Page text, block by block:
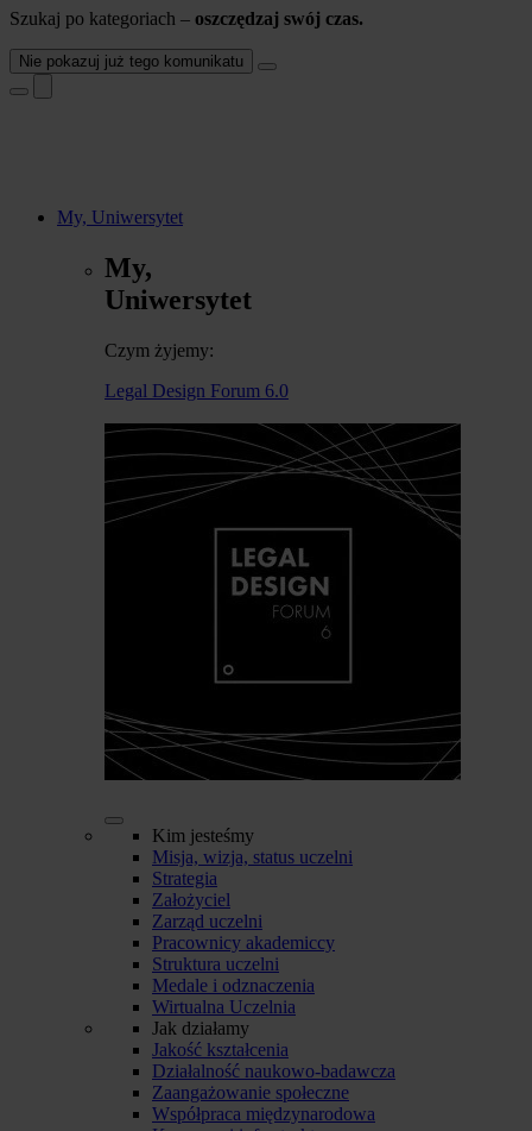
Szukaj po kategoriach – oszczędzaj swój czas.
Nie pokazuj już tego komunikatu
My, Uniwersytet
My,
Uniwersytet
Czym żyjemy:
Legal Design Forum 6.0
Kim jesteśmy
Misja, wizja, status uczelni
Strategia
Założyciel
Zarząd uczelni
Pracownicy akademiccy
Struktura uczelni
Medale i odznaczenia
Wirtualna Uczelnia
Jak działamy
Jakość kształcenia
Działalność naukowo-badawcza
Zaangażowanie społeczne
Współpraca międzynarodowa